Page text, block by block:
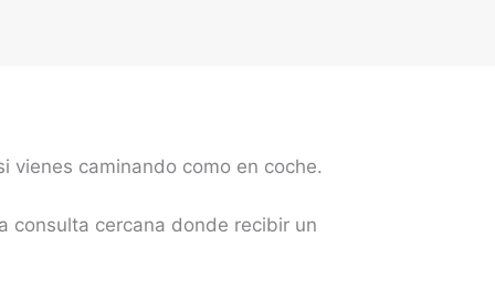
vienes caminando como en coche.
consulta cercana donde recibir un